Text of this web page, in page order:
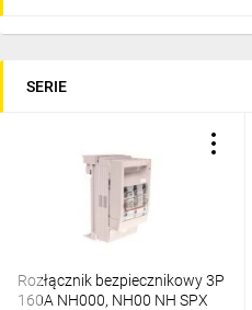
SERIE
Rozłącznik bezpiecznikowy 3P
160A NH000, NH00 NH SPX